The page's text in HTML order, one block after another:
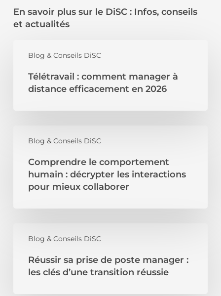
En savoir plus sur le DiSC : Infos, conseils
et actualités
Blog & Conseils DiSC
manager
efficacement
Télétravail : comment manager à
distance efficacement en 2026
Blog & Conseils DiSC
humain
décrypter
collaborer
Comprendre le comportement
humain : décrypter les interactions
pour mieux collaborer
Blog & Conseils DiSC
poste
Réussir sa prise de poste manager :
les clés d’une transition réussie